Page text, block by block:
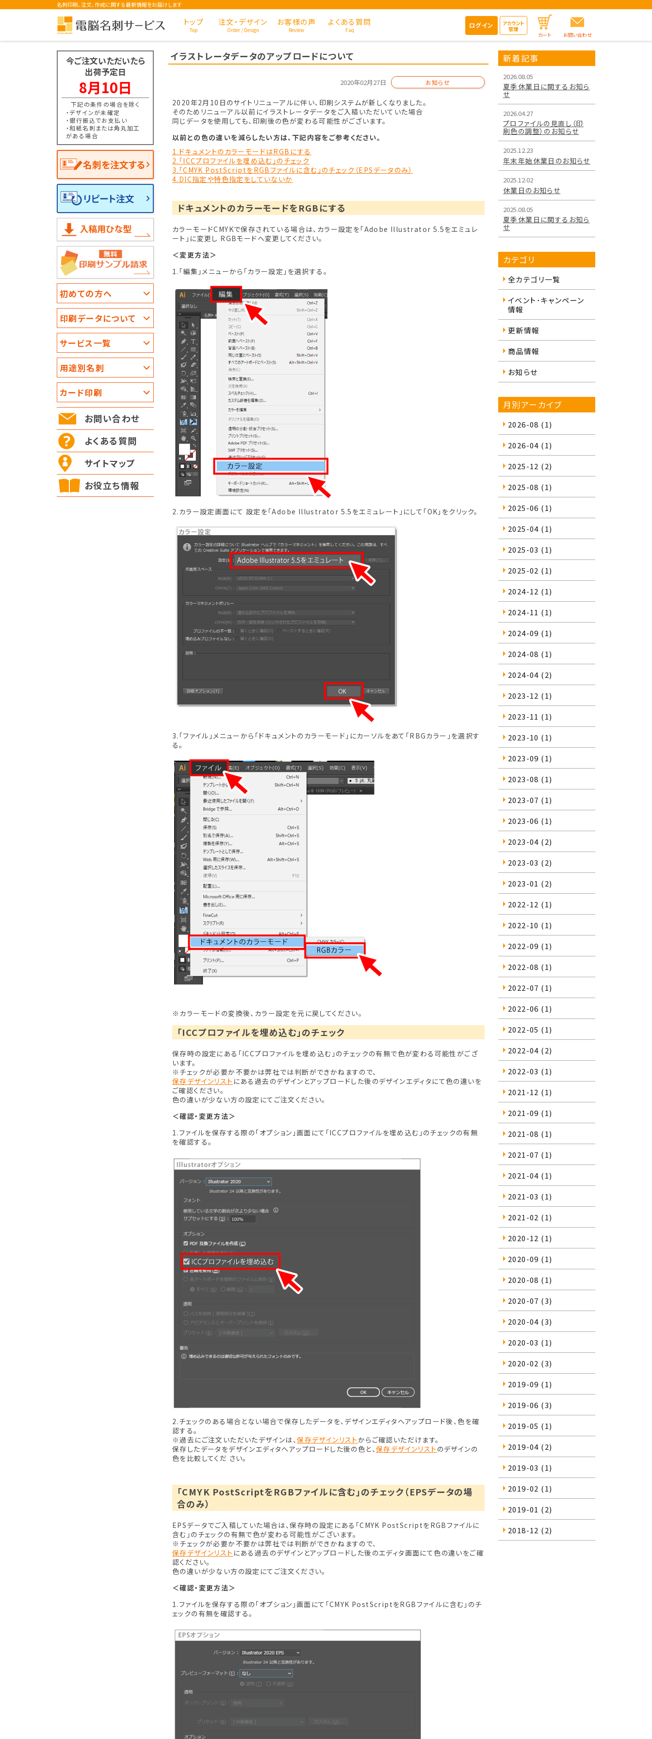
名刺印刷、注文、作成に関する最新情報をお届けします
トップ
Top
注文・デザイン
Order / Design
お客様の声
Review
よくある質問
Faq
ログイン
アカウント
管理
カート
お問い合わせ
イラストレータデータのアップロードについて
2020年02月27日 お知らせ
2020年2月10日のサイトリニューアルに伴い、印刷システムが新しくなりました。
そのためリニューアル以前にイラストレータデータをご入稿いただいていた場合
同じデータを使用しても、印刷後の色が変わる可能性がございます。
以前との色の違いを減らしたい方は、下記内容をご参考ください。
1.ドキュメントのカラーモードはRGBにする
2.「ICCプロファイルを埋め込む」のチェック
3.「CMYK PostScriptをRGBファイルに含む」のチェック（EPSデータのみ）
4.DIC指定や特色指定をしていないか
ドキュメントのカラーモードをRGBにする
カラーモードCMYKで保存されている場合は、カラー設定を「Adobe Illustrator 5.5をエミュレ
ート」に変更し RGBモードへ変更してください。
＜変更方法＞
1.「編集」メニューから「カラー設定」を選択する。
2.カラー設定画面にて 設定を「Adobe Illustrator 5.5をエミュレート」にして「OK」をクリック。
3.「ファイル」メニューから「ドキュメントのカラーモード」にカーソルをあて「RBGカラー」を選択す
る。
※カラーモードの変換後、カラー設定を元に戻してください。
「ICCプロファイルを埋め込む」のチェック
保存時の設定にある「ICCプロファイルを埋め込む」のチェックの有無で色が変わる可能性がござ
います。
※チェックが必要か不要かは弊社では判断ができかねますので、
保存デザインリスト にある過去のデザインとアップロードした後のデザインエディタにて色の違いを
ご確認ください。
色の違いが少ない方の設定にてご注文ください。
＜確認・変更方法＞
1.ファイルを保存する際の「オプション」画面にて「ICCプロファイルを埋め込む」のチェックの有無
を確認する。
2.チェックのある場合とない場合で保存したデータを、デザインエディタへアップロード後、色を確
認する。
※過去にご注文いただいたデザインは、保存デザインリストからご確認いただけます。
保存したデータをデザインエディタへアップロードした後の色と、保存デザインリスト のデザインの
色を比較してくだ さい。
「CMYK PostScriptをRGBファイルに含む」のチェック（EPSデータの場
合のみ）
EPSデータでご入稿していた場合は、保存時の設定にある「CMYK PostScriptをRGBファイルに
含む」のチェックの有無で色が変わる可能性がございます。
※チェックが必要か不要かは弊社では判断ができかねますので、
保存デザインリスト にある過去のデザインとアップロードした後のエディタ画面にて色の違いをご確
認ください。
色の違いが少ない方の設定にてご注文ください。
＜確認・変更方法＞
1.ファイルを保存する際の「オプション」画面にて「CMYK PostScriptをRGBファイルに含む」のチ
ェックの有無を確認する。
新着記事
2026.08.05
夏季休業日に関するお知ら
せ
2026.04.27
プロファイルの見直し（印
刷色の調整）のお知らせ
2025.12.23
年末年始休業日のお知らせ
2025.12.02
休業日のお知らせ
2025.08.05
夏季休業日に関するお知ら
せ
カテゴリ
全カテゴリ一覧
イベント･キャンペーン
情報
更新情報
商品情報
お知らせ
月別アーカイブ
2026-08 (1)
2026-04 (1)
2025-12 (2)
2025-08 (1)
2025-06 (1)
2025-04 (1)
2025-03 (1)
2025-02 (1)
2024-12 (1)
2024-11 (1)
2024-09 (1)
2024-08 (1)
2024-04 (2)
2023-12 (1)
2023-11 (1)
2023-10 (1)
2023-09 (1)
2023-08 (1)
2023-07 (1)
2023-06 (1)
2023-04 (2)
2023-03 (2)
2023-01 (2)
2022-12 (1)
2022-10 (1)
2022-09 (1)
2022-08 (1)
2022-07 (1)
2022-06 (1)
2022-05 (1)
2022-04 (2)
2022-03 (1)
2021-12 (1)
2021-09 (1)
2021-08 (1)
2021-07 (1)
2021-04 (1)
2021-03 (1)
2021-02 (1)
2020-12 (1)
2020-09 (1)
2020-08 (1)
2020-07 (3)
2020-04 (3)
2020-03 (1)
2020-02 (3)
2019-09 (1)
2019-06 (3)
2019-05 (1)
2019-04 (2)
2019-03 (1)
2019-02 (1)
2019-01 (2)
2018-12 (2)
今ご注文いただいたら
出荷予定日
8月10日
下記の条件の場合を除く
・デザインが未確定
・銀行振込でお支払い
・和紙名刺または角丸加工
がある場合
名刺を注文する
リピート注文
初めての方へ
印刷データについて
サービス一覧
用途別名刺
カード印刷
お問い合わせ
よくある質問
サイトマップ
お役立ち情報